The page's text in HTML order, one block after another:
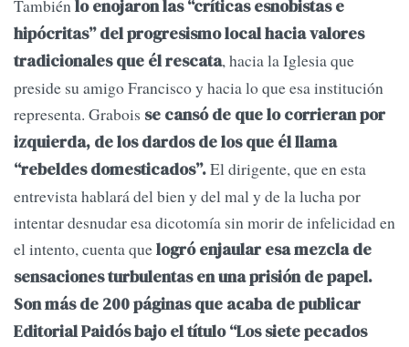
Tambiénlo enojaron las “críticas esnobistas e
hipócritas” del progresismo local hacia valores
tradicionales que él rescata, hacia la Iglesia que
preside su amigo Francisco y hacia lo que esa institución
representa. Grabois se cansó de que lo corrieran por
izquierda, de los dardos de los que él llama
“rebeldes domesticados”.El dirigente, que en esta
entrevista hablará del bien y del mal y de la lucha por
intentar desnudar esa dicotomía sin morir de infelicidad en
el intento, cuenta quelogró enjaular esa mezcla de
sensaciones turbulentas en una prisión de papel.
Son más de 200 páginas que acaba de publicar
Editorial Paidós bajo el título “Los siete pecados